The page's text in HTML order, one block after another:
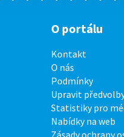
O portálu
Kontakt
O nás
Podmínky
Upravit
Statistiky pro
Nabídky na web
Zásady ochrany